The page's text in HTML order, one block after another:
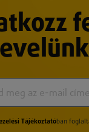
Tájékoztatóban